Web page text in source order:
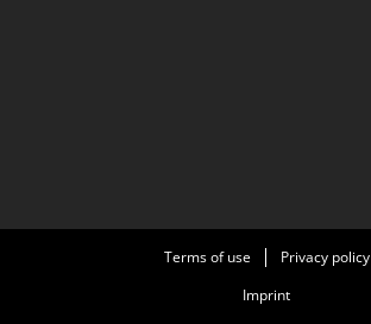
Terms of use
Privacy policy
Imprint